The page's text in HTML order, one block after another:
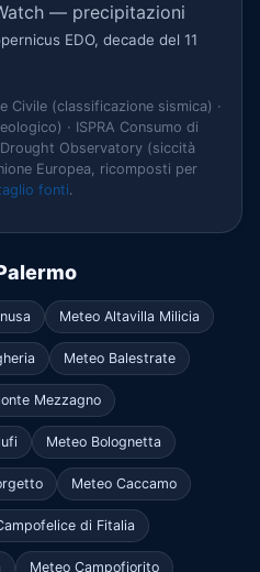
— precipitazioni
EDO, decade del 11
Civile (classificazione sismica) ·
· ISPRA Consumo di
Observatory (siccità
Europea, ricomposti per
fonti.
Meteo Altavilla Milicia
Meteo Balestrate
Mezzagno
Meteo Bolognetta
Meteo Caccamo
di Fitalia
Meteo Campofiorito